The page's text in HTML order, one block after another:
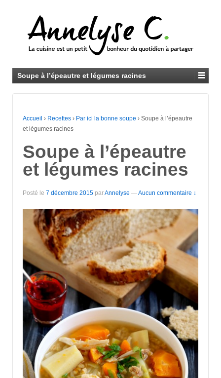
Soupe à l’épeautre et légumes racines
Accueil › Recettes › Par ici la bonne soupe › Soupe à l’épeautre
et légumes racines
Soupe à l’épeautre
et légumes racines
Posté le 7 décembre 2015 parAnnelyse —Aucun commentaire ↓